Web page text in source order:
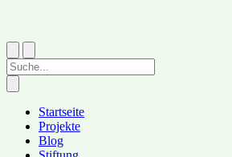
Startseite
Projekte
Blog